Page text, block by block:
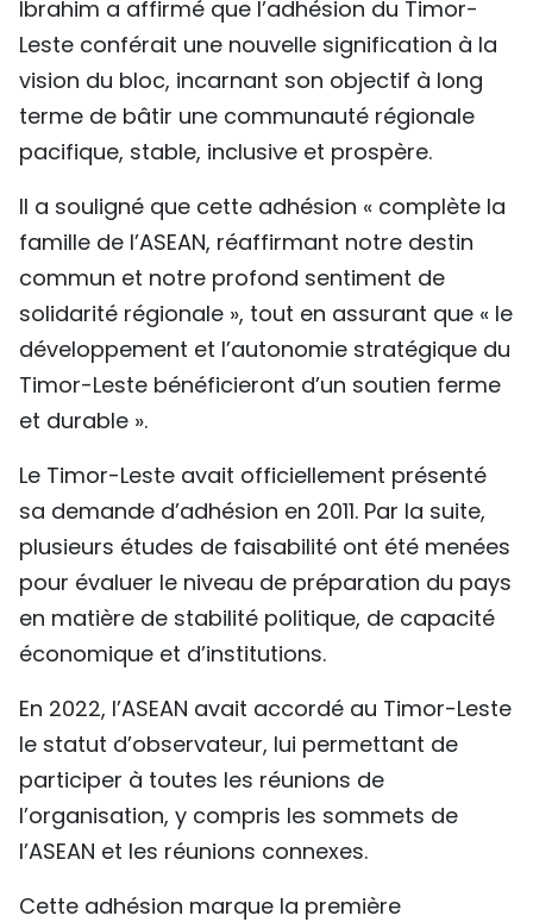
中文
РУССКИЙ
ESPAÑOL
Ibrahim a affirmé que l’adhésion du Timor-
Leste conférait une nouvelle signification à la
vision du bloc, incarnant son objectif à long
terme de bâtir une communauté régionale
pacifique, stable, inclusive et prospère.
Il a souligné que cette adhésion « complète la
famille de l’ASEAN, réaffirmant notre destin
commun et notre profond sentiment de
solidarité régionale », tout en assurant que « le
développement et l’autonomie stratégique du
Timor-Leste bénéficieront d’un soutien ferme
et durable ».
Le Timor-Leste avait officiellement présenté
sa demande d’adhésion en 2011. Par la suite,
plusieurs études de faisabilité ont été menées
pour évaluer le niveau de préparation du pays
en matière de stabilité politique, de capacité
économique et d’institutions.
En 2022, l’ASEAN avait accordé au Timor-Leste
le statut d’observateur, lui permettant de
participer à toutes les réunions de
l’organisation, y compris les sommets de
l’ASEAN et les réunions connexes.
Cette adhésion marque la première